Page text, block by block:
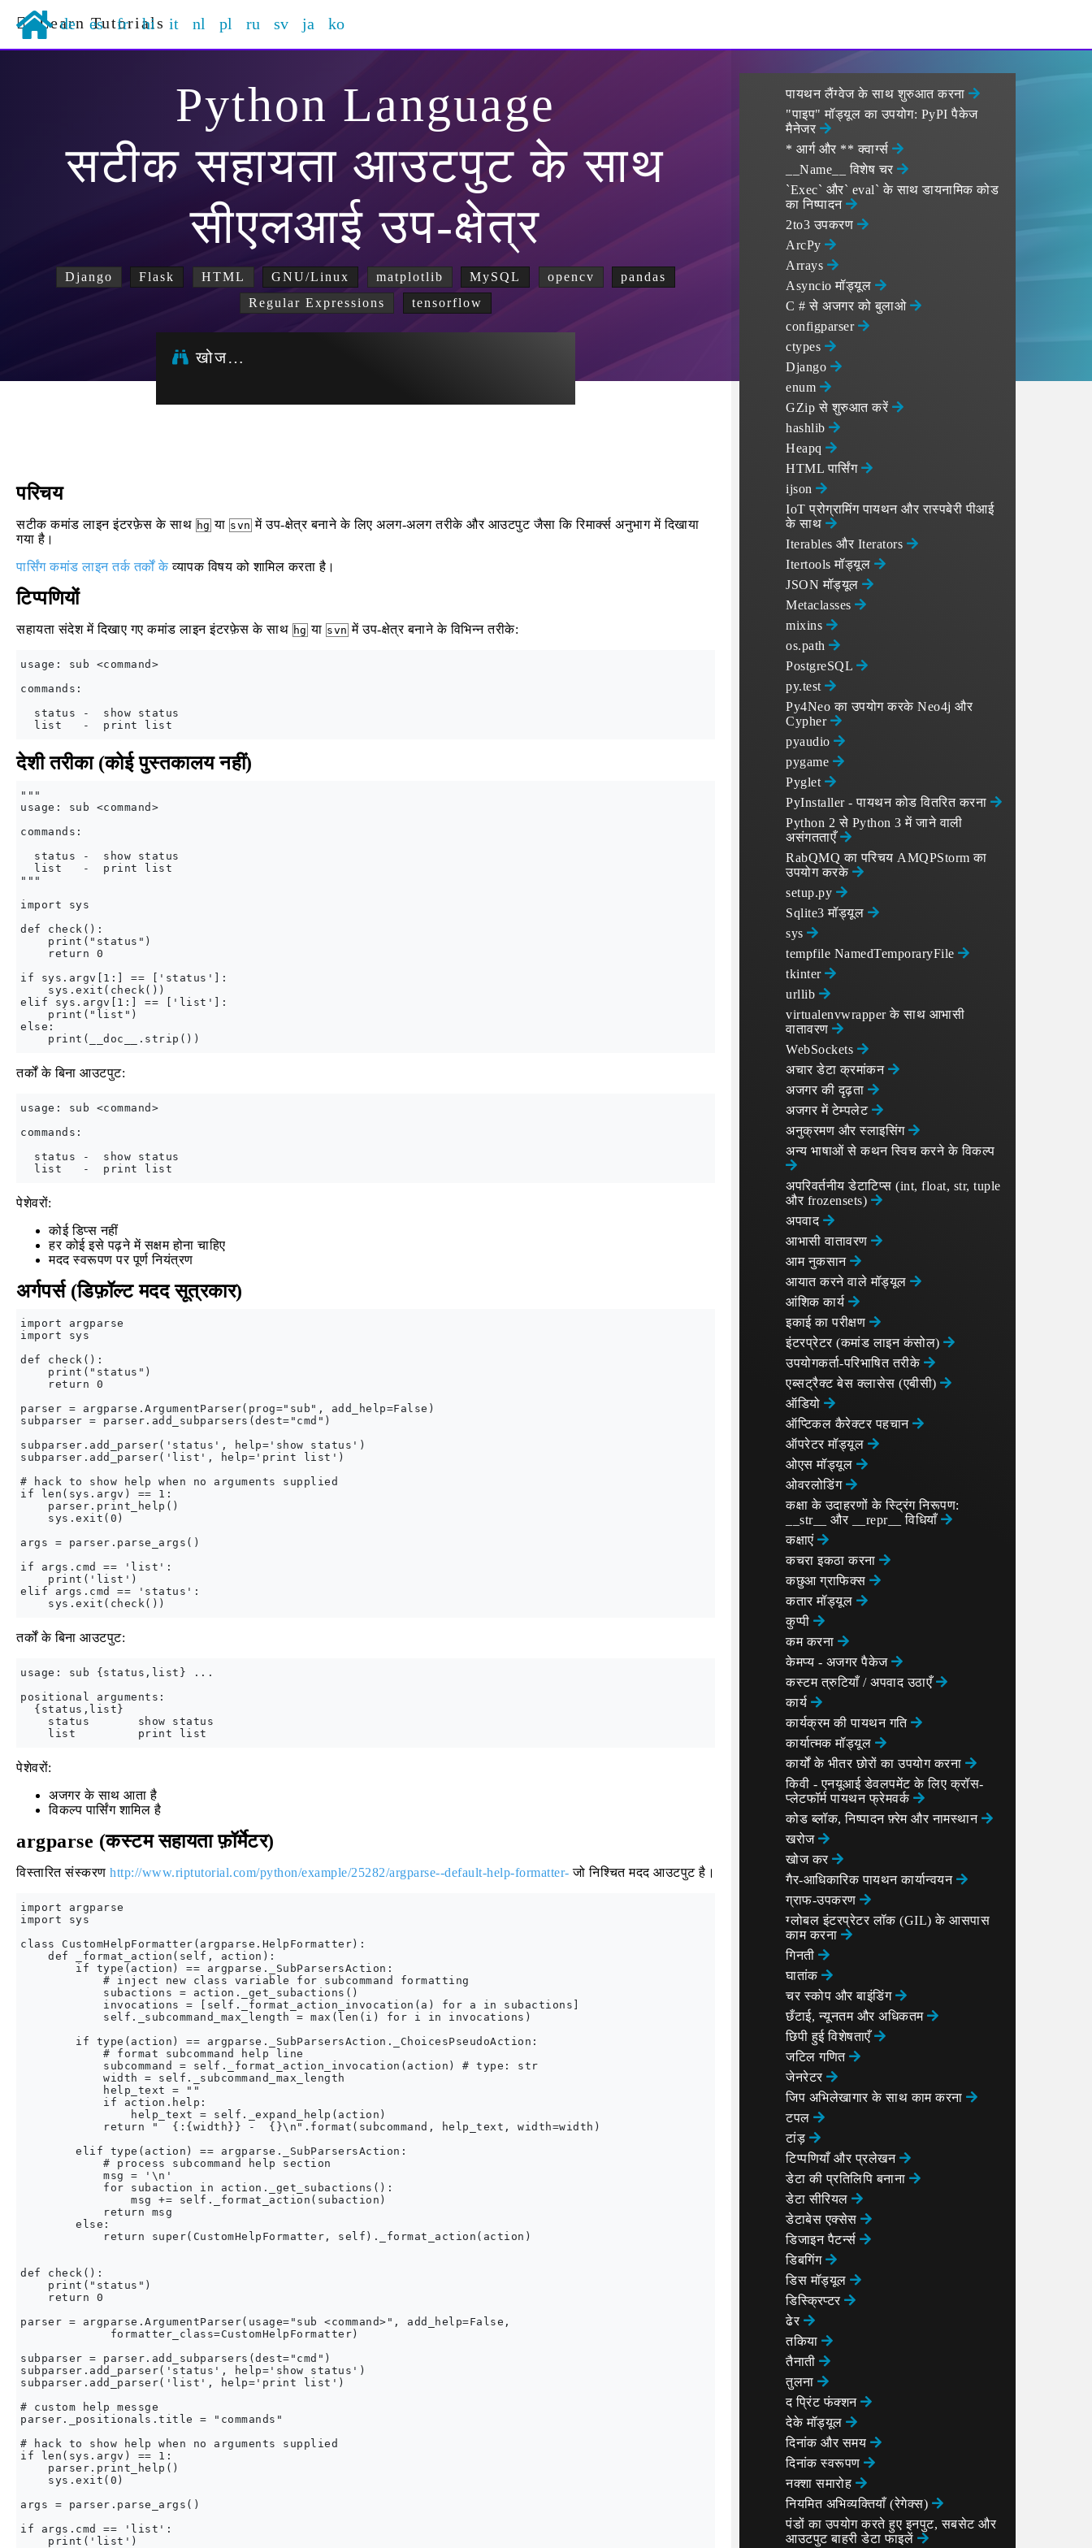
Learn Tutorials
de es fr hi it nl pl ru sv ja ko
Python Language
सटीक सहायता आउटपुट के साथ
सीएलआई उप-क्षेत्र
Django Flask HTML GNU/Linux matplotlib MySQL opencv
pandas
Regular Expressions
tensorflow
खोज…
परिचय
सटीक कमांड लाइन इंटरफ़ेस के साथ hg या svn में उप-क्षेत्र बनाने के लिए अलग-अलग तरीके और आउटपुट जैसा कि रिमार्क्स अनुभाग में दिखाया
गया है।
पार्सिंग कमांड लाइन तर्क तर्कों के व्यापक विषय को शामिल करता है।
टिप्पणियों
सहायता संदेश में दिखाए गए कमांड लाइन इंटरफ़ेस के साथ hg या svn में उप-क्षेत्र बनाने के विभिन्न तरीके:
usage: sub <command>
commands:
  status -  show status
देशी तरीका (कोई पुस्तकालय नहीं)
"""
usage: sub <command>
commands:
  status -  show status
  list   -  print list
"""
import sys
def check():
    print("status")
    return 0
if sys.argv[1:] == ['status']:
    sys.exit(check())
elif sys.argv[1:] == ['list']:
    print("list")
else:
तर्कों के बिना आउटपुट:
usage: sub <command>
commands:
  status -  show status
पेशेवरों:
कोई डिप्स नहीं
हर कोई इसे पढ़ने में सक्षम होना चाहिए
मदद स्वरूपण पर पूर्ण नियंत्रण
अर्गपर्स (डिफ़ॉल्ट मदद सूत्रकार)
import argparse
import sys
def check():
    print("status")
    return 0
parser = argparse.ArgumentParser(prog="sub", add_help=False)
subparser = parser.add_subparsers(dest="cmd")
subparser.add_parser('status', help='show status')
subparser.add_parser('list', help='print list')
# hack to show help when no arguments supplied
if len(sys.argv) == 1:
    parser.print_help()
    sys.exit(0)
args = parser.parse_args()
if args.cmd == 'list':
    print('list')
elif args.cmd == 'status':
तर्कों के बिना आउटपुट:
usage: sub {status,list} ...
positional arguments:
  {status,list}
    status       show status
पेशेवरों:
अजगर के साथ आता है
विकल्प पार्सिंग शामिल है
argparse (कस्टम सहायता फ़ॉर्मेटर)
विस्तारित संस्करण http://www.riptutorial.com/python/example/25282/argparse--default-help-formatter- जो निश्चित मदद आउटपुट है।
import argparse
import sys
class CustomHelpFormatter(argparse.HelpFormatter):
    def _format_action(self, action):
        if type(action) == argparse._SubParsersAction:
            # inject new class variable for subcommand formatting
            subactions = action._get_subactions()
            invocations = [self._format_action_invocation(a) for a in subactions]
            self._subcommand_max_length = max(len(i) for i in invocations)
        if type(action) == argparse._SubParsersAction._ChoicesPseudoAction:
            # format subcommand help line
            subcommand = self._format_action_invocation(action) # type: str
            width = self._subcommand_max_length
            help_text = ""
            if action.help:
                help_text = self._expand_help(action)
            return "  {:{width}} -  {}\n".format(subcommand, help_text, width=width)
        elif type(action) == argparse._SubParsersAction:
            # process subcommand help section
            msg = '\n'
            for subaction in action._get_subactions():
                msg += self._format_action(subaction)
            return msg
        else:
            return super(CustomHelpFormatter, self)._format_action(action)
def check():
    print("status")
    return 0
parser = argparse.ArgumentParser(usage="sub <command>", add_help=False,
             formatter_class=CustomHelpFormatter)
subparser = parser.add_subparsers(dest="cmd")
subparser.add_parser('status', help='show status')
subparser.add_parser('list', help='print list')
# custom help messge
parser._positionals.title = "commands"
# hack to show help when no arguments supplied
if len(sys.argv) == 1:
    parser.print_help()
    sys.exit(0)
args = parser.parse_args()
if args.cmd == 'list':
    print('list')
पायथन लैंग्वेज के साथ शुरुआत करना
"पाइप" मॉड्यूल का उपयोग: PyPI पैकेज
मैनेजर
* आर्ग और ** क्वार्ग्स
__Name__ विशेष चर
`Exec` और` eval` के साथ डायनामिक कोड
का निष्पादन
2to3 उपकरण
ArcPy
Arrays
Asyncio मॉड्यूल
C # से अजगर को बुलाओ
configparser
ctypes
Django
enum
GZip से शुरुआत करें
hashlib
Heapq
HTML पार्सिंग
ijson
IoT प्रोग्रामिंग पायथन और रास्पबेरी पीआई
के साथ
Iterables और Iterators
Itertools मॉड्यूल
JSON मॉड्यूल
Metaclasses
mixins
os.path
PostgreSQL
py.test
Py4Neo का उपयोग करके Neo4j और
Cypher
pyaudio
pygame
Pyglet
PyInstaller - पायथन कोड वितरित करना
Python 2 से Python 3 में जाने वाली
असंगतताएँ
RabQMQ का परिचय AMQPStorm का
उपयोग करके
setup.py
Sqlite3 मॉड्यूल
sys
tempfile NamedTemporaryFile
tkinter
urllib
virtualenvwrapper के साथ आभासी
वातावरण
WebSockets
अचार डेटा क्रमांकन
अजगर की दृढ़ता
अजगर में टेम्पलेट
अनुक्रमण और स्लाइसिंग
अन्य भाषाओं से कथन स्विच करने के विकल्प
अपरिवर्तनीय डेटाटिप्स (int, float, str, tuple
और frozensets)
अपवाद
आभासी वातावरण
आम नुकसान
आयात करने वाले मॉड्यूल
आंशिक कार्य
इकाई का परीक्षण
इंटरप्रेटर (कमांड लाइन कंसोल)
उपयोगकर्ता-परिभाषित तरीके
एब्सट्रैक्ट बेस क्लासेस (एबीसी)
ऑडियो
ऑप्टिकल कैरेक्टर पहचान
ऑपरेटर मॉड्यूल
ओएस मॉड्यूल
ओवरलोडिंग
कक्षा के उदाहरणों के स्ट्रिंग निरूपण:
__str__ और __repr__ विधियाँ
कक्षाएं
कचरा इकठा करना
कछुआ ग्राफिक्स
कतार मॉड्यूल
कुप्पी
कम करना
केमप्य - अजगर पैकेज
कस्टम त्रुटियाँ / अपवाद उठाएँ
कार्य
कार्यक्रम की पायथन गति
कार्यात्मक मॉड्यूल
कार्यों के भीतर छोरों का उपयोग करना
किवी - एनयूआई डेवलपमेंट के लिए क्रॉस-
प्लेटफॉर्म पायथन फ्रेमवर्क
कोड ब्लॉक, निष्पादन फ़्रेम और नामस्थान
खरोज
खोज कर
गैर-आधिकारिक पायथन कार्यान्वयन
ग्राफ-उपकरण
ग्लोबल इंटरप्रेटर लॉक (GIL) के आसपास
काम करना
गिनती
घातांक
चर स्कोप और बाइंडिंग
छँटाई, न्यूनतम और अधिकतम
छिपी हुई विशेषताएँ
जटिल गणित
जेनरेटर
जिप अभिलेखागार के साथ काम करना
टपल
टांड़
टिप्पणियाँ और प्रलेखन
डेटा की प्रतिलिपि बनाना
डेटा सीरियल
डेटाबेस एक्सेस
डिजाइन पैटर्न्स
डिबगिंग
डिस मॉड्यूल
डिस्क्रिप्टर
ढेर
तकिया
तैनाती
तुलना
द प्रिंट फंक्शन
देके मॉड्यूल
दिनांक और समय
दिनांक स्वरूपण
नक्शा समारोह
नियमित अभिव्यक्तियाँ (रेगेक्स)
पंडों का उपयोग करते हुए इनपुट, सबसेट और
आउटपुट बाहरी डेटा फाइलें